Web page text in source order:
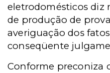
eletrodomésticos diz
de produção de
averiguação dos
conseqüente
Conforme preconiza